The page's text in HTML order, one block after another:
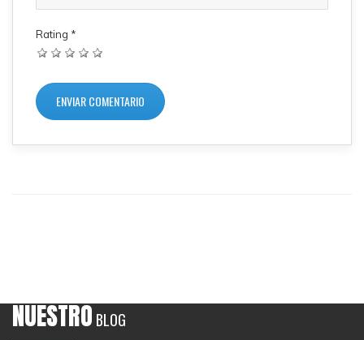
Rating *
NUESTROBLOG